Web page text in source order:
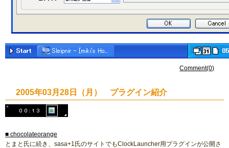
Comment(0)
2005年03月28日（月） プラグイン紹介
■ chocolateorange
とまと氏に続き、sasa+1氏のサイトでもClockLauncher用プラグインが公開さ